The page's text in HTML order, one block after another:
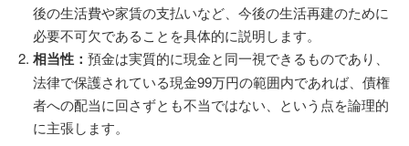
後の生活費や家賃の支払いなど、今後の生活再建のために
必要不可欠であることを具体的に説明します。
相当性：預金は実質的に現金と同一視できるものであり、
法律で保護されている現金99万円の範囲内であれば、債権
者への配当に回さずとも不当ではない、という点を論理的
に主張します。